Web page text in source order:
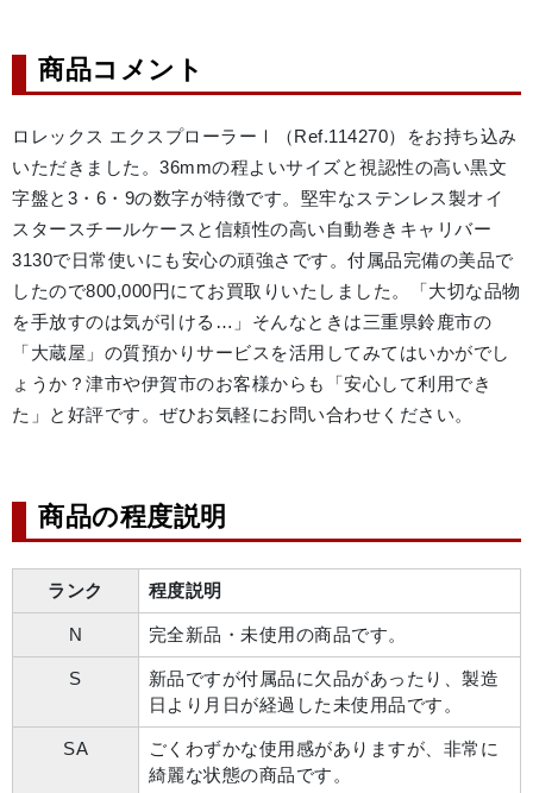
商品コメント
ロレックス エクスプローラーⅠ（Ref.114270）をお持ち込み
いただきました。36mmの程よいサイズと視認性の高い黒文
字盤と3・6・9の数字が特徴です。堅牢なステンレス製オイ
スタースチールケースと信頼性の高い自動巻きキャリバー
3130で日常使いにも安心の頑強さです。付属品完備の美品で
したので800,000円にてお買取りいたしました。「大切な品物
を手放すのは気が引ける…」そんなときは三重県鈴鹿市の
「大蔵屋」の質預かりサービスを活用してみてはいかがでし
ょうか？津市や伊賀市のお客様からも「安心して利用でき
た」と好評です。ぜひお気軽にお問い合わせください。
商品の程度説明
ランク 程度説明
N 完全新品・未使用の商品です。
S
新品ですが付属品に欠品があったり、製造
日より月日が経過した未使用品です。
SA
ごくわずかな使用感がありますが、非常に
綺麗な状態の商品です。